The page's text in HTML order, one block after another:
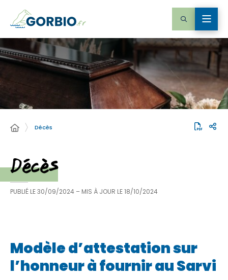
Décès
Décès
PUBLIÉ LE30/09/2024 – MIS À JOUR LE18/10/2024
Modèle d’attestation sur
l’honneur à fournir au Sarvi